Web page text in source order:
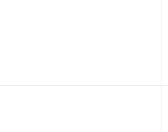
В корзину